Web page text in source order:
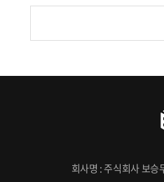
회사명 : 주식회사 보